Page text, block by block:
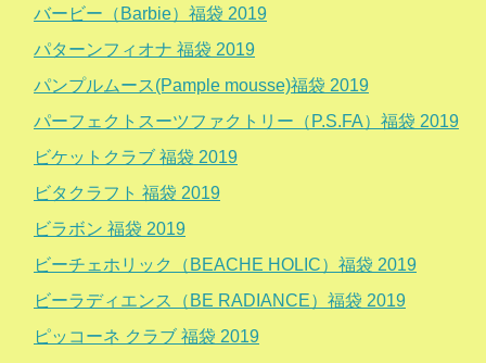
バービー（Barbie）福袋 2019
パターンフィオナ 福袋 2019
パンプルムース(Pample mousse)福袋 2019
パーフェクトスーツファクトリー（P.S.FA）福袋 2019
ビケットクラブ 福袋 2019
ビタクラフト 福袋 2019
ビラボン 福袋 2019
ビーチェホリック（BEACHE HOLIC）福袋 2019
ビーラディエンス（BE RADIANCE）福袋 2019
ピッコーネ クラブ 福袋 2019